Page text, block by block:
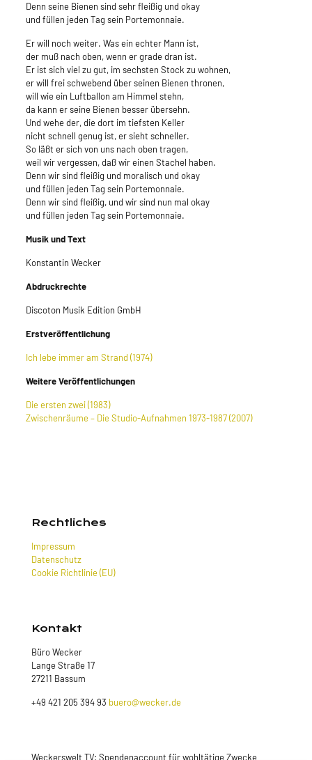
Denn seine Bienen sind sehr fleißig und okay
und füllen jeden Tag sein Portemonnaie.
Er will noch weiter. Was ein echter Mann ist,
der muß nach oben, wenn er grade dran ist.
Er ist sich viel zu gut, im sechsten Stock zu wohnen,
er will frei schwebend über seinen Bienen thronen,
will wie ein Luftballon am Himmel stehn,
da kann er seine Bienen besser übersehn.
Und wehe der, die dort im tiefsten Keller
nicht schnell genug ist, er sieht schneller.
So läßt er sich von uns nach oben tragen,
weil wir vergessen, daß wir einen Stachel haben.
Denn wir sind fleißig und moralisch und okay
und füllen jeden Tag sein Portemonnaie.
Denn wir sind fleißig, und wir sind nun mal okay
und füllen jeden Tag sein Portemonnaie.
Musik und Text
Konstantin Wecker
Abdruckrechte
Discoton Musik Edition GmbH
Erstveröffentlichung
Ich lebe immer am Strand (1974)
Weitere Veröffentlichungen
Die ersten zwei (1983)
Zwischenräume – Die Studio-Aufnahmen 1973-1987 (2007)
Rechtliches
Impressum
Datenschutz
Cookie Richtlinie (EU)
Kontakt
Büro Wecker
Lange Straße 17
27211 Bassum
+49 421 205 394 93 buero@wecker.de
Weckerswelt TV: Spendenaccount für wohltätige Zwecke